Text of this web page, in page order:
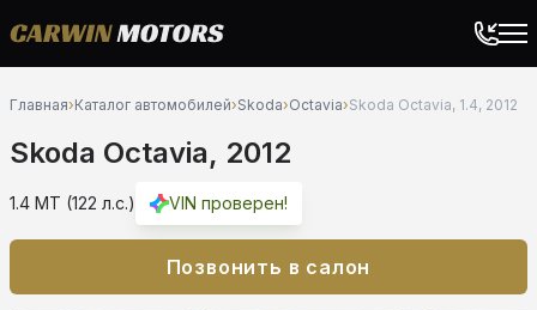
Главная›Каталог автомобилей›Skoda›Octavia›Skoda Octavia, 1.4, 2012
Skoda Octavia, 2012
1.4 MT (122 л.с.) VIN проверен!
Позвонить в салон